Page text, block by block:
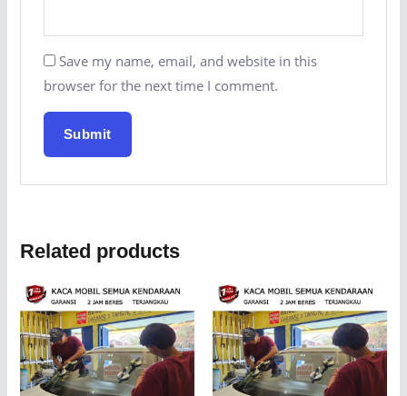
Save my name, email, and website in this
browser for the next time I comment.
Related products